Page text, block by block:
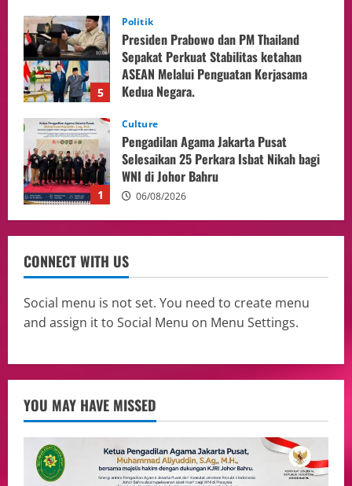
5
Politik
Presiden Prabowo dan PM Thailand
Sepakat Perkuat Stabilitas ketahan
ASEAN Melalui Penguatan Kerjasama
Kedua Negara.
1
Culture
Pengadilan Agama Jakarta Pusat
Selesaikan 25 Perkara Isbat Nikah bagi
WNI di Johor Bahru
06/08/2026
2
Adakan Pertemuan Dengan Delegasi 6
lembaga investor, Berorientasi Untuk
Meningkatkan SDM
05/08/2026
3
Health
Harus Berprestasi, Berkarakter, dan
Menjaga Nama Baik Bangsa
05/08/2026
Putusan Diundur Lagi, Pernyataan
Hakim pada Sidang Sebelumnya Jadi
CONNECT WITH US
Social menu is not set. You need to create menu
and assign it to Social Menu on Menu Settings.
YOU MAY HAVE MISSED